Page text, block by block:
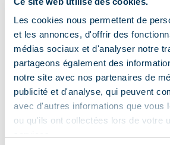
Les cookies nous permettent de
et les annonces, d'offrir des
médias sociaux et d'analyser notre
partageons également des
notre site avec nos partenaires de
publicité et d'analyse, qui peuvent
avec d'autres informations que vous
ou qu'ils ont collectées lors de votre
Information mise à
16/12/2025